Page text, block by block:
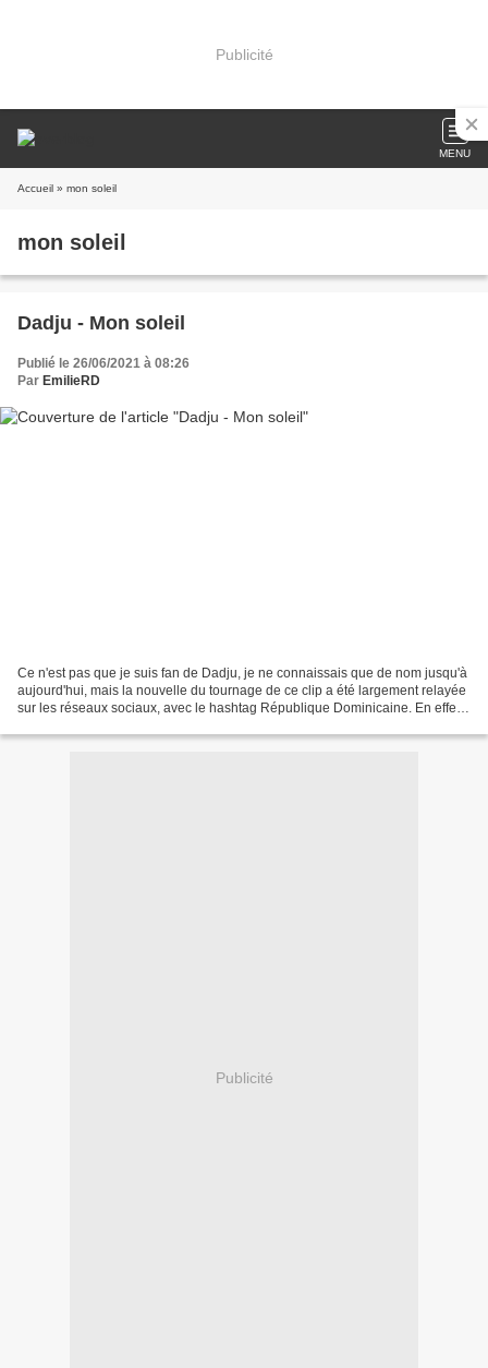
Publicité
MENU
Accueil » mon soleil
mon soleil
Dadju - Mon soleil
Publié le 26/06/2021 à 08:26
Par EmilieRD
Ce n'est pas que je suis fan de Dadju, je ne connaissais que de nom jusqu'à
aujourd'hui, mais la nouvelle du tournage de ce clip a été largement relayée
sur les réseaux sociaux, avec le hashtag République Dominicaine. En effet,
Publicité